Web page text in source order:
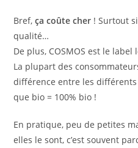
Bref,ça coûte cher ! Surtout
qualité…
De plus, COSMOS est le
La plupart des
différence entre les
que bio = 100% bio !
En pratique, peu de petites
elles le sont, c’est souvent